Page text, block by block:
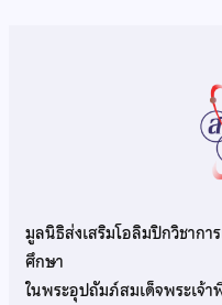
มูลนิธิส่งเสริมโอลิมปิกวิชาก
ศึกษา
ในพระอุปถัมภ์สมเด็จพระเจ้